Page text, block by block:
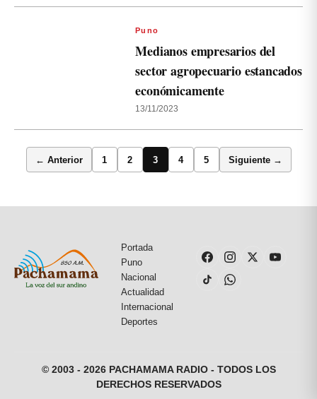
Puno
Medianos empresarios del
sector agropecuario estancados
económicamente
13/11/2023
← Anterior 1 2 3 4 5 Siguiente →
Portada
Puno
Nacional
Actualidad
Internacional
Deportes
© 2003 - 2026 PACHAMAMA RADIO - TODOS LOS
DERECHOS RESERVADOS